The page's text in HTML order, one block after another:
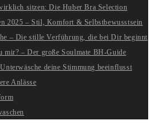
sitzen: Die Huber Bra Selection
2025 – Stil, Komfort & Selbstbewusstsein
– Die stille Verführung, die bei Dir beginnt
mir? – Der große Soulmate BH-Guide
deine Stimmung beeinflusst
Anlässe